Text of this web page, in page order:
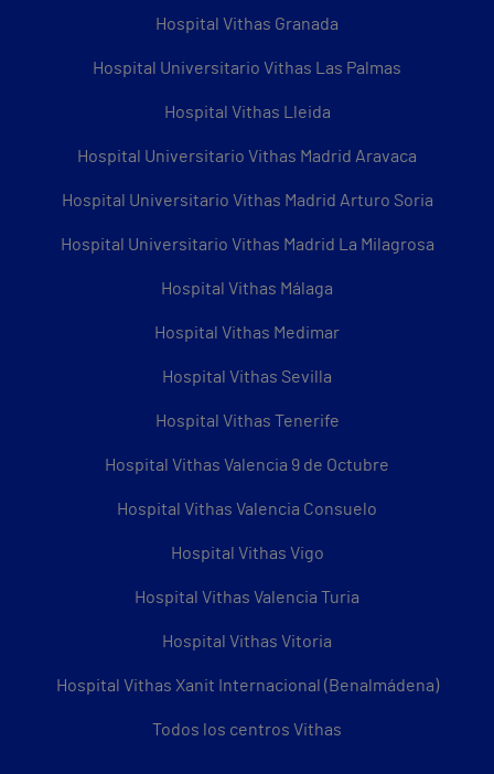
Hospital Vithas Granada
Hospital Universitario Vithas Las Palmas
Hospital Vithas Lleida
Hospital Universitario Vithas Madrid Aravaca
Hospital Universitario Vithas Madrid Arturo Soria
Hospital Universitario Vithas Madrid La Milagrosa
Hospital Vithas Málaga
Hospital Vithas Medimar
Hospital Vithas Sevilla
Hospital Vithas Tenerife
Hospital Vithas Valencia 9 de Octubre
Hospital Vithas Valencia Consuelo
Hospital Vithas Vigo
Hospital Vithas Valencia Turia
Hospital Vithas Vitoria
Hospital Vithas Xanit Internacional (Benalmádena)
Todos los centros Vithas